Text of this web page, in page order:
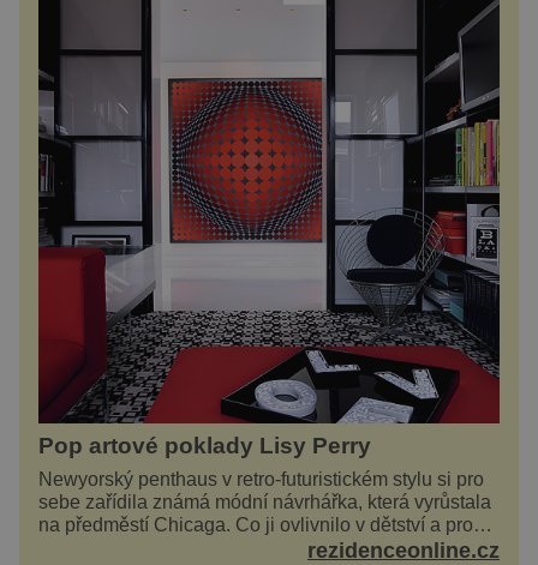
Pop artové poklady Lisy Perry
Newyorský penthaus v retro-futuristickém stylu si pro
sebe zařídila známá módní návrhářka, která vyrůstala
na předměstí Chicaga. Co ji ovlivnilo v dětství a proč
vypadá její domov právě takto? Interié...rezidenceonline.cz